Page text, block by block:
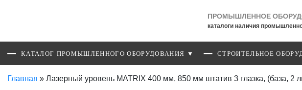
ПРОМЫШЛЕННОЕ
каталоги наличия
КАТАЛОГ ПРОМЫШЛЕННОГО ОБОРУДОВАНИЯ ▼ СТРОИТЕЛЬНОЕ
Главная » Лазерный уровень MATRIX 400 мм, 850 мм штатив 3 глазка, (база, 2